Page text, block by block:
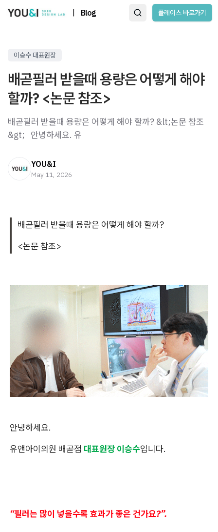
Blog 플레이스 바로가기
이승수 대표원장
배곧필러 받을때 용량은 어떻게 해야
할까? <논문 참조>
배곧필러 받을때 용량은 어떻게 해야 할까? &lt;논문 참조
&gt; ​ ​ 안녕하세요. 유
YOU&I
May 11, 2026
배곧필러 받을때 용량은 어떻게 해야 할까?
<논문 참조>
안녕하세요.
유앤아이의원 배곧점 대표원장 이승수입니다.
“필러는 많이 넣을수록 효과가 좋은 건가요?”.